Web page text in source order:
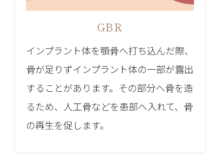
GBR
インプラント体を顎骨へ打ち込んだ際、
骨が足りずインプラント体の一部が露出
することがあります。その部分へ骨を造
るため、人工骨などを患部へ入れて、骨
の再生を促します。